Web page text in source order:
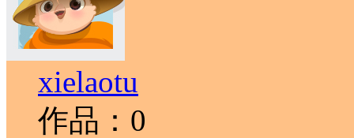
xielaotu
作品：0